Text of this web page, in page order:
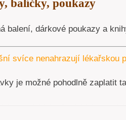
balíčky, poukazy
balení, dárkové poukazy a
svíce nenahrazují lékařskou
je možné pohodlně zaplatit